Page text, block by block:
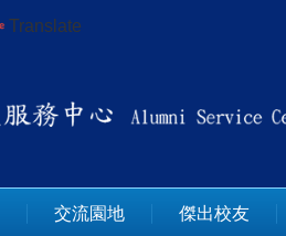
Translate
交流園地 傑出校友